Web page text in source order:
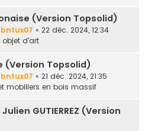
(Version Topsolid)
bntux07 « 22 déc. 2024, 12:34
objet d'art
(Version Topsolid)
bntux07 « 21 déc. 2024, 21:35
mobiliers en bois massif
GUTIERREZ (Version